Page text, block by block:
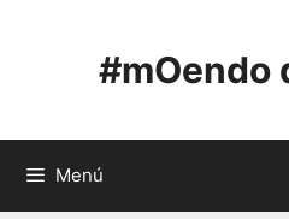
#mOendo
Menú